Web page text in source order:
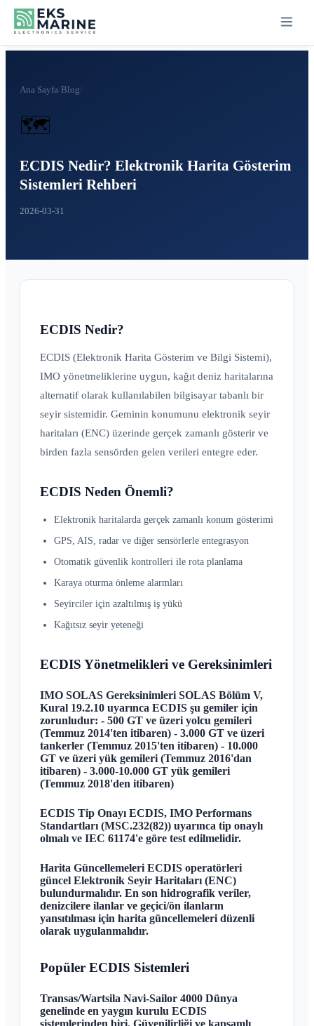
Ana Sayfa Blog
🗺️
ECDIS Nedir? Elektronik Harita Gösterim
Sistemleri Rehberi
2026-03-31
ECDIS Nedir?
ECDIS (Elektronik Harita Gösterim ve Bilgi Sistemi),
IMO yönetmeliklerine uygun, kağıt deniz haritalarına
alternatif olarak kullanılabilen bilgisayar tabanlı bir
seyir sistemidir. Geminin konumunu elektronik seyir
haritaları (ENC) üzerinde gerçek zamanlı gösterir ve
birden fazla sensörden gelen verileri entegre eder.
ECDIS Neden Önemli?
Elektronik haritalarda gerçek zamanlı konum gösterimi
GPS, AIS, radar ve diğer sensörlerle entegrasyon
Otomatik güvenlik kontrolleri ile rota planlama
Karaya oturma önleme alarmları
Seyirciler için azaltılmış iş yükü
Kağıtsız seyir yeteneği
ECDIS Yönetmelikleri ve Gereksinimleri
IMO SOLAS Gereksinimleri SOLAS Bölüm V,
Kural 19.2.10 uyarınca ECDIS şu gemiler için
zorunludur: - 500 GT ve üzeri yolcu gemileri
(Temmuz 2014'ten itibaren) - 3.000 GT ve üzeri
tankerler (Temmuz 2015'ten itibaren) - 10.000
GT ve üzeri yük gemileri (Temmuz 2016'dan
itibaren) - 3.000-10.000 GT yük gemileri
(Temmuz 2018'den itibaren)
ECDIS Tip Onayı ECDIS, IMO Performans
Standartları (MSC.232(82)) uyarınca tip onaylı
olmalı ve IEC 61174'e göre test edilmelidir.
Harita Güncellemeleri ECDIS operatörleri
güncel Elektronik Seyir Haritaları (ENC)
bulundurmalıdır. En son hidrografik veriler,
denizcilere ilanlar ve geçici/ön ilanların
yansıtılması için harita güncellemeleri düzenli
olarak uygulanmalıdır.
Popüler ECDIS Sistemleri
Transas/Wartsila Navi-Sailor 4000 Dünya
genelinde en yaygın kurulu ECDIS